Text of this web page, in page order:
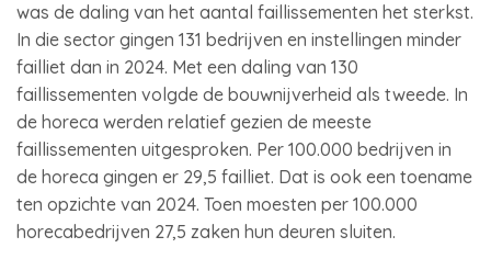
was de daling van het aantal faillissementen het sterkst.
In die sector gingen 131 bedrijven en instellingen minder
failliet dan in 2024. Met een daling van 130
faillissementen volgde de bouwnijverheid als tweede. In
de horeca werden relatief gezien de meeste
faillissementen uitgesproken. Per 100.000 bedrijven in
de horeca gingen er 29,5 failliet. Dat is ook een toename
ten opzichte van 2024. Toen moesten per 100.000
horecabedrijven 27,5 zaken hun deuren sluiten.